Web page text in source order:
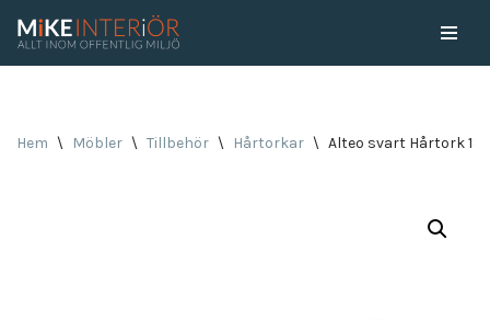
Hem \ Möbler \ Tillbehör \ Hårtorkar \ Alteo svart Hårtork